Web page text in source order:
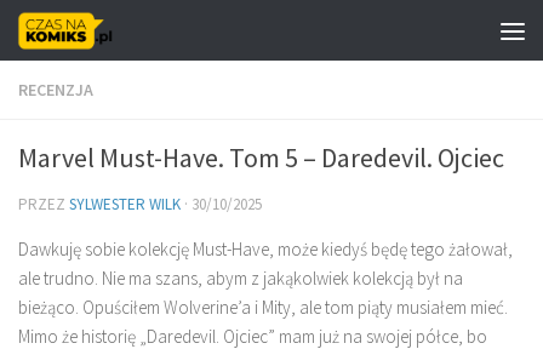
Skip to content
RECENZJA
Marvel Must-Have. Tom 5 – Daredevil. Ojciec
PRZEZ SYLWESTER WILK · 30/10/2025
Dawkuję sobie kolekcję Must-Have, może kiedyś będę tego żałował,
ale trudno. Nie ma szans, abym z jakąkolwiek kolekcją był na
bieżąco. Opuściłem Wolverine’a i Mity, ale tom piąty musiałem mieć.
Mimo że historię „Daredevil. Ojciec” mam już na swojej półce, bo